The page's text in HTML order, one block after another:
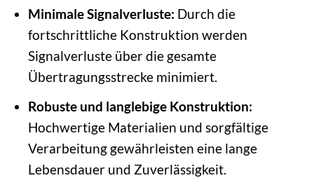
Minimale Signalverluste: Durch die
fortschrittliche Konstruktion werden
Signalverluste über die gesamte
Übertragungsstrecke minimiert.
Robuste und langlebige Konstruktion:
Hochwertige Materialien und sorgfältige
Verarbeitung gewährleisten eine lange
Lebensdauer und Zuverlässigkeit.